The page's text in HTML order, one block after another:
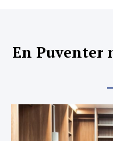
En Puventer